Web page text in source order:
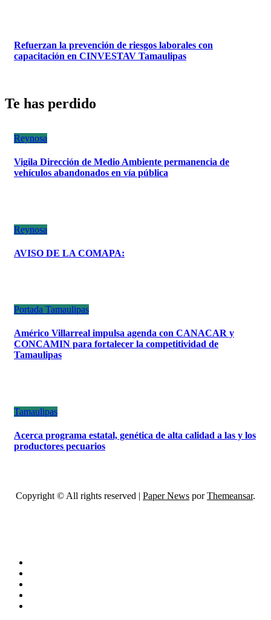
Refuerzan la prevención de riesgos laborales con
capacitación en CINVESTAV Tamaulipas
Te has perdido
Reynosa
Vigila Dirección de Medio Ambiente permanencia de
vehículos abandonados en vía pública
Reynosa
AVISO DE LA COMAPA:
Portada Tamaulipas
Américo Villarreal impulsa agenda con CANACAR y
CONCAMIN para fortalecer la competitividad de
Tamaulipas
Tamaulipas
Acerca programa estatal, genética de alta calidad a las y los
productores pecuarios
Copyright © All rights reserved | Paper News porThemeansar.